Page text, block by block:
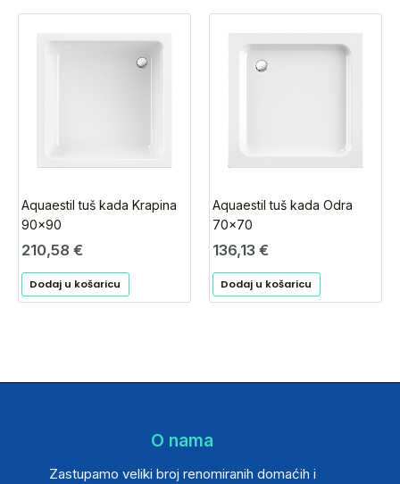
Aquaestil tuš kada Krapina
90×90
210,58 €
Dodaj u košaricu
Aquaestil tuš kada Odra
70×70
136,13 €
Dodaj u košaricu
O nama
Zastupamo veliki broj renomiranih domaćih i